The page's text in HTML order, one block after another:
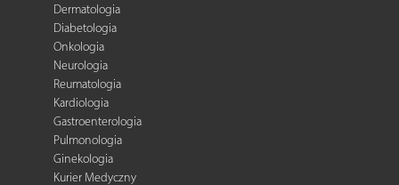
Dermatologia
Diabetologia
Onkologia
Neurologia
Reumatologia
Kardiologia
Gastroenterologia
Pulmonologia
Ginekologia
Kurier Medyczny